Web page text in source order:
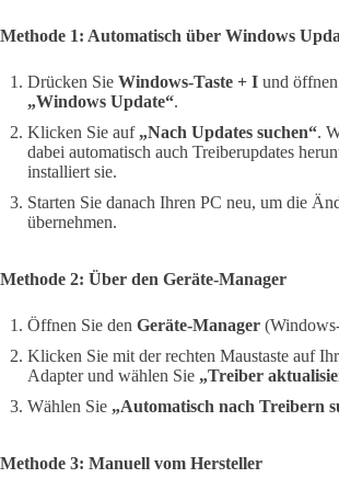
Methode 1: Automatisch über Windows
Drücken Sie Windows-Taste + I und
„Windows Update“.
Klicken Sie auf „Nach Updates suchen“.
dabei automatisch auch Treiberupdates
installiert sie.
Starten Sie danach Ihren PC neu, um die
übernehmen.
Methode 2: Über den Geräte-Manager
Öffnen Sie den Geräte-Manager
Klicken Sie mit der rechten Maustaste auf
Adapter und wählen Sie „Treiber
Wählen Sie „Automatisch nach Treibern
Methode 3: Manuell vom Hersteller